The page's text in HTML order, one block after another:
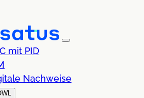
mit PID
Nachweise